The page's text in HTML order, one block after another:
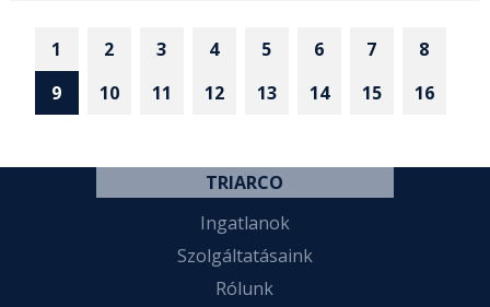
1 2 3 4 5 6 7
8
9
10 11 12 13 14 15 16
TRIARCO
Ingatlanok
Szolgáltatásaink
Rólunk